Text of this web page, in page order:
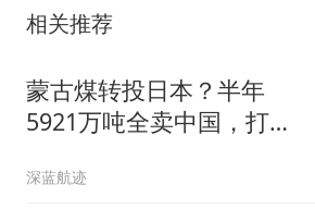
相关推荐
蒙古煤转投日本？半年
5921万吨全卖中国，打
深蓝航迹